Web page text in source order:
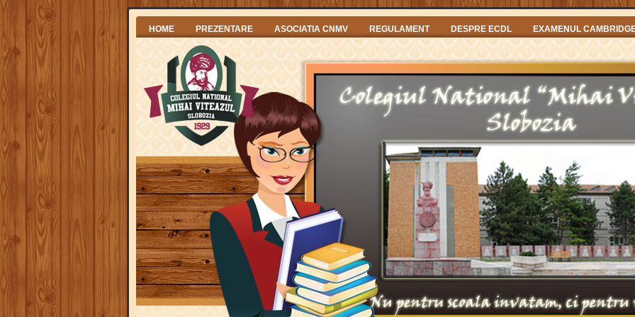
HOME PREZENTARE ASOCIATIA CNMV REGULAMENT DESPRE ECDL EXAMENUL